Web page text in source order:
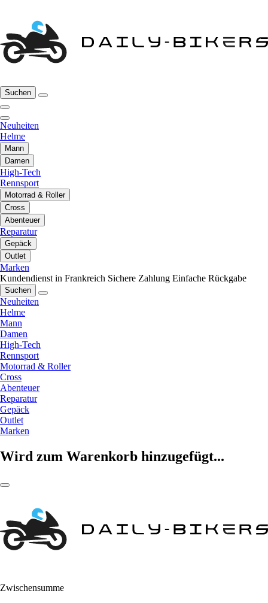
Suchen
Neuheiten
Helme
Mann
Damen
High-Tech
Rennsport
Motorrad & Roller
Cross
Abenteuer
Reparatur
Gepäck
Outlet
Marken
Kundendienst in Frankreich Sichere Zahlung Einfache Rückgabe
Suchen
Neuheiten
Helme
Mann
Damen
High-Tech
Rennsport
Motorrad & Roller
Cross
Abenteuer
Reparatur
Gepäck
Outlet
Marken
Wird zum Warenkorb hinzugefügt...
Zwischensumme